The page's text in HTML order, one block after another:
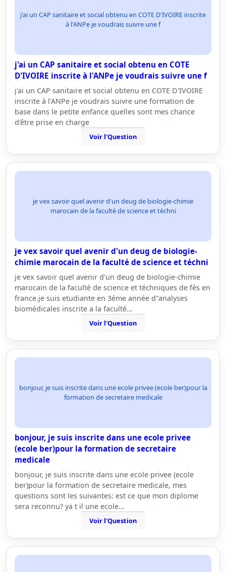
j'ai un CAP sanitaire et social obtenu en COTE D'IVOIRE inscrite
à l'ANPe je voudrais suivre une f
j'ai un CAP sanitaire et social obtenu en COTE
D'IVOIRE inscrite à l'ANPe je voudrais suivre une f
j'ai un CAP sanitaire et social obtenu en COTE D'IVOIRE
inscrite à l'ANPe je voudrais suivre une formation de
base dans le petite enfance quelles sont mes chance
d'être prise en charge
Voir l'Question
je vex savoir quel avenir d'un deug de biologie-chimie
marocain de la faculté de science et téchni
je vex savoir quel avenir d'un deug de biologie-
chimie marocain de la faculté de science et téchni
je vex savoir quel avenir d'un deug de biologie-chimie
marocain de la faculté de science et téchniques de fés en
france.je suis etudiante en 3éme année d"analyses
biomédicales inscrite a la faculté…
Voir l'Question
bonjour, je suis inscrite dans une ecole privee (ecole ber)pour la
formation de secretaire medicale
bonjour, je suis inscrite dans une ecole privee
(ecole ber)pour la formation de secretaire
medicale
bonjour, je suis inscrite dans une ecole privee (ecole
ber)pour la formation de secretaire medicale, mes
questions sont les suivantes: est ce que mon diplome
sera reconnu? ya t il une ecole…
Voir l'Question